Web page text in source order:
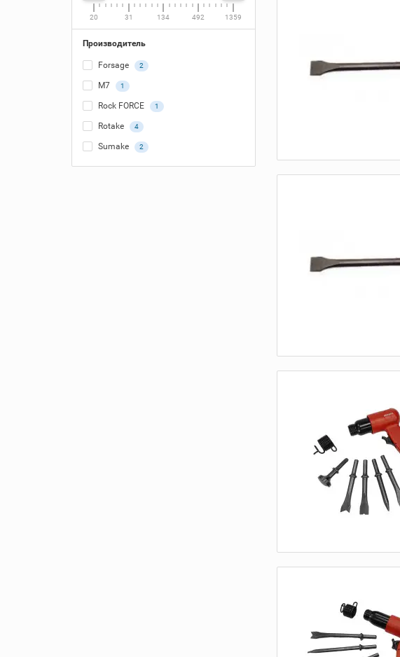
20 31 134 492 1359
Производитель
Forsage 2
M7 1
Rock FORCE 1
Rotake 4
Sumake 2